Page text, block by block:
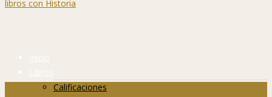
Inicio
Libros
Calificaciones